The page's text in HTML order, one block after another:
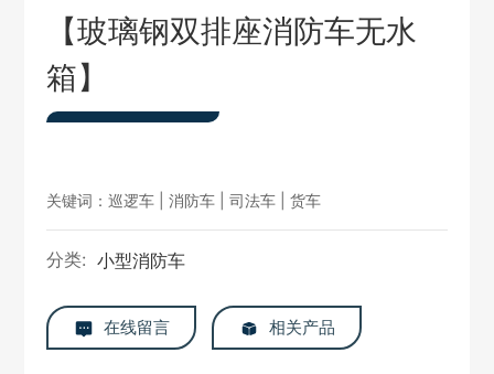
【玻璃钢双排座消防车无水
箱】
关键词：巡逻车 | 消防车 | 司法车 | 货车
分类: 小型消防车
在线留言 相关产品